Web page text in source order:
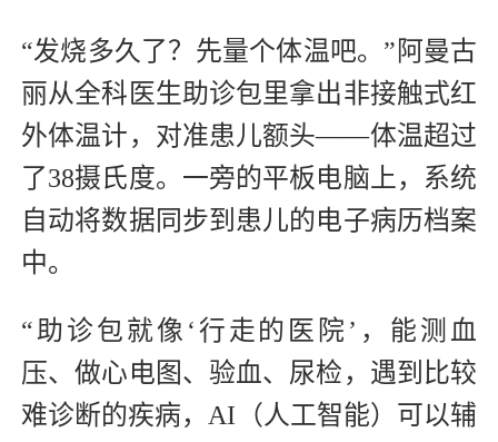
“发烧多久了？先量个体温吧。”阿曼古
丽从全科医生助诊包里拿出非接触式红
外体温计，对准患儿额头——体温超过
了38摄氏度。一旁的平板电脑上，系统
自动将数据同步到患儿的电子病历档案
中。
“助诊包就像‘行走的医院’，能测血
压、做心电图、验血、尿检，遇到比较
难诊断的疾病，AI（人工智能）可以辅